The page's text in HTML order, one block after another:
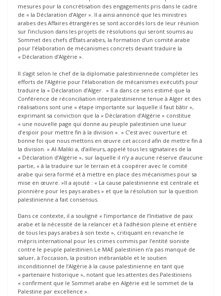
mesures pour la concrétisation des engagements pris dans le cadre
de « la Déclaration d’Alger ». Il a ainsi annoncé que les ministres
arabes des Affaires étrangères se sont accordés lors de leur réunion
sur l’inclusion dans les projets de résolutions qui seront soumis au
Sommet des chefs d’États arabes, la formation d’un comité arabe
pour l’élaboration de mécanismes concrets devant traduire la
« Déclaration d’Algérie ».
Il s’agit selon le chef de la diplomatie palestiniennede compléter les
efforts de l’Algérie pour l’élaboration de mécanismes exécutifs pour
traduire la « Déclaration d’Alger. » Il a dans ce sens estimé que la
Conférence de réconciliation interpalestinienne tenue à Alger et des
réalisations sont une « étape importante sur laquelle il faut bâtir »,
exprimant sa conviction que la « Déclaration d’Algérie » constitue
« une nouvelle page qui donne au peuple palestinien une lueur
d’espoir pour mettre fin à la division ». « C’est avec ouverture et
bonne foi que nous mettons en œuvre cet accord afin de mettre fin à
la division. » Al-Maliki a, d’ailleurs, appelé tous les signataires de la
« Déclaration d’Algérie », sur laquelle il n’y a aucune réserve d’aucune
partie, « à la traduire sur le terrain et à coopérer avec le comité
arabe qui sera formé et à mettre en place des mécanismes pour sa
mise en œuvre. »Il a ajouté : « La cause palestinienne est centrale et
pionnière pour les pays arabes » et que la résolution sur la question
palestinienne a fait consensus.
Dans ce contexte, il a souligné « l’importance de l’Initiative de paix
arabe et la nécessité de la relancer et à l’adhésion pleine et entière
de tous les pays arabes à son texte », critiquant en revanche le
mépris international pour les crimes commis par l’entité sioniste
contre le peuple palestinien.Le MAE palestinien n’a pas manqué de
saluer, à l’occasion, la position inébranlable et le soutien
inconditionnel de l’Algérie à la cause palestinienne en tant que
« partenaire historique », notant que les attentes des Palestiniens
« confirment que le Sommet arabe en Algérie est le sommet de la
Palestine par excellence ».